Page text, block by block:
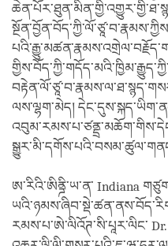
ལས་ལྷག་མེད།
ཨ་རིའི་ཨིནྜི་ཡ་ན་ Indiana
རམས་པ་ཨེ་ལིའོཊ་སི་པཱར་ལིང་